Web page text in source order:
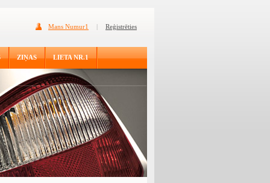
Mans Numur1 | Reģistrēties
ZIŅAS LIETA NR.1